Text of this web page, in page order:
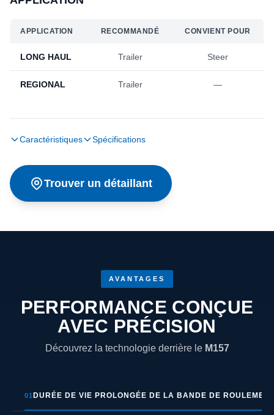
APPLICATION RECOMMANDÉ CONVIENT POUR
LONG HAUL Trailer Steer
REGIONAL Trailer —
Caractéristiques Spécifications
Trouver un détaillant
AVANTAGES
PERFORMANCE CONÇUE
AVEC PRÉCISION
Découvrez la technologie derrière le M157
01 DURÉE DE VIE PROLONGÉE DE LA BANDE DE